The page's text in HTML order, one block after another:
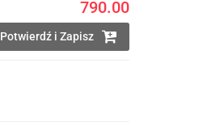
790.00
Potwierdź i Zapisz